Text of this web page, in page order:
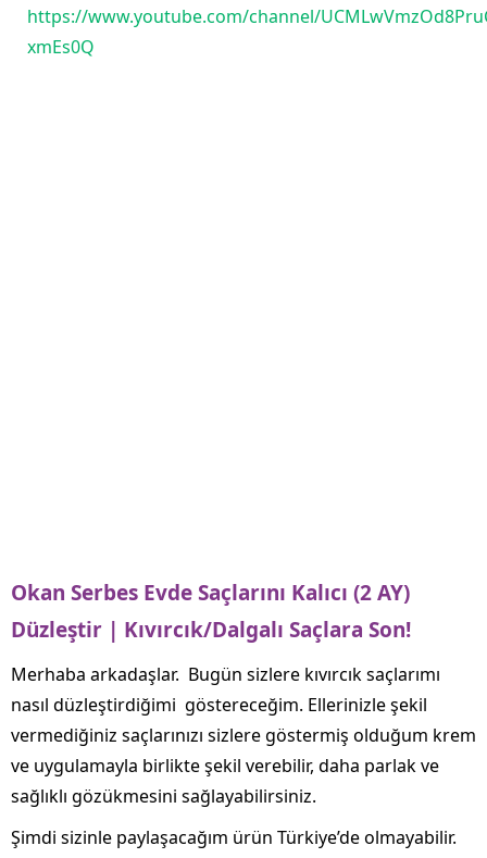
https://www.youtube.com/channel/
xmEs0Q
Okan Serbes Evde Saçlarını Kalıcı (2 AY)
Düzleştir | Kıvırcık/Dalgalı Saçlara Son!
Merhaba arkadaşlar. Bugün sizlere kıvırcık saçlarımı
nasıl düzleştirdiğimi göstereceğim. Ellerinizle şekil
vermediğiniz saçlarınızı sizlere göstermiş olduğum krem
ve uygulamayla birlikte şekil verebilir, daha parlak ve
sağlıklı gözükmesini sağlayabilirsiniz.
Şimdi sizinle paylaşacağım ürün Türkiye’de olmayabilir.